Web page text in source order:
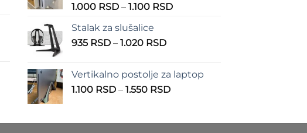
900 RSD
1.000 RSD – 1.100 RSDRaspon
Stalak za slušalice
935 RSD – 1.020 RSDRaspon
935 RSD
do
Vertikalno postolje za laptop
1.100 RSD – 1.550 RSDRaspon
1.100 RSD